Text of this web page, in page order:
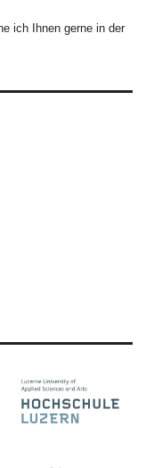
ich Ihnen gerne in der